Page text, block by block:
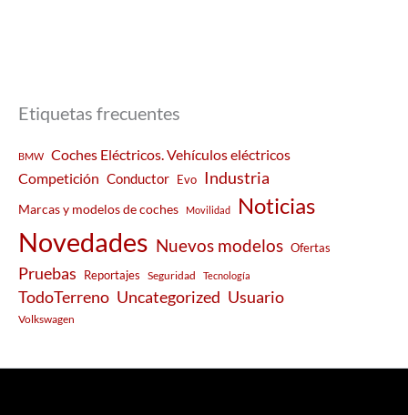
Etiquetas frecuentes
BMW
Coches Eléctricos. Vehículos eléctricos
Competición Conductor Evo Industria
Marcas y modelos de coches Movilidad Noticias
Novedades Nuevos modelos Ofertas
Pruebas Reportajes Seguridad Tecnología
TodoTerreno Uncategorized Usuario
Volkswagen